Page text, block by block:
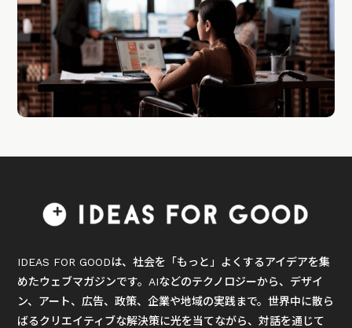
IDEAS FOR GOODは、社会を「もっと」よくするアイデアを集
めたウェブマガジンです。AIなどのテクノロジーから、デザイ
ン、アート、広告、政策、企業や地域の実践まで。世界中に散ら
ばるクリエイティブな解決策に光を当てながら、対話を通じて